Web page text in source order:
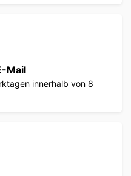
Mail
innerhalb von 8